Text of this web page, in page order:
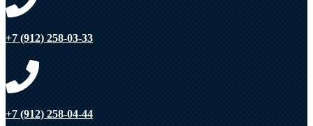
+7 (912) 258-03-33
+7 (912) 258-04-44